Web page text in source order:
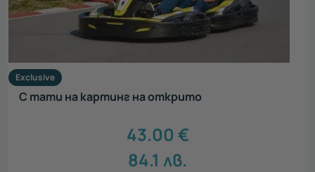
Exclusive
С тати на картинг на открито
43.00 €
84.1 лв.